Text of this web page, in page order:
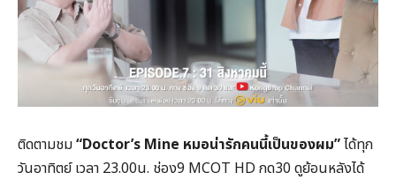
ติดตามชม“Doctor’s Mine หมอน่ารักคนนี้เป็นของผม”ได้ทุก
วันอาทิตย์ เวลา 23.00น. ช่อง9 MCOT HD กด30 ดูย้อนหลังได้